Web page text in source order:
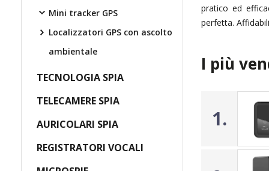
pratico ed
perfetta.
I più
1.
Mini tracker GPS
Localizzatori GPS con ascolto
ambientale
TECNOLOGIA SPIA
TELECAMERE SPIA
AURICOLARI SPIA
REGISTRATORI VOCALI